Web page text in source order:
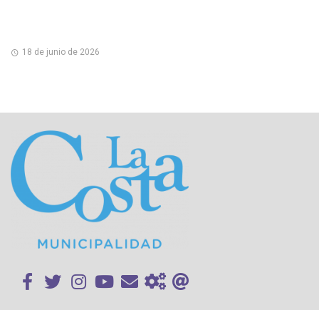
18 de junio de 2026